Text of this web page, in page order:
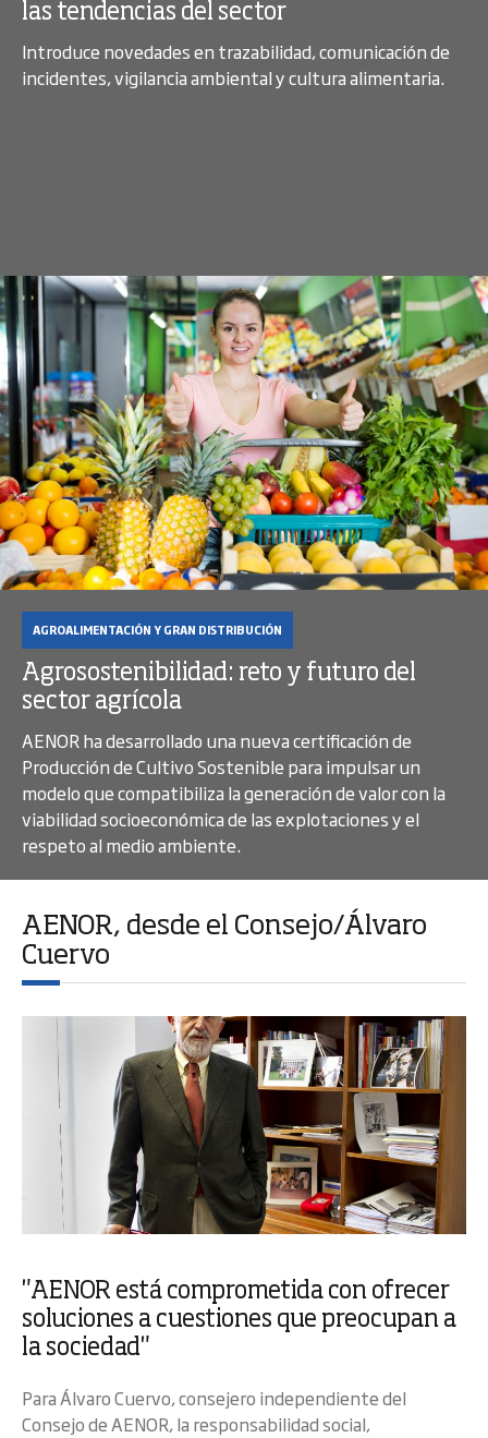
las tendencias del sector
Introduce novedades en trazabilidad, comunicación de
incidentes, vigilancia ambiental y cultura alimentaria.
AGROALIMENTACIÓN Y GRAN DISTRIBUCIÓN
Agrosostenibilidad: reto y futuro del
sector agrícola
AENOR ha desarrollado una nueva certificación de
Producción de Cultivo Sostenible para impulsar un
modelo que compatibiliza la generación de valor con la
viabilidad socioeconómica de las explotaciones y el
respeto al medio ambiente.
AENOR, desde el Consejo/Álvaro
Cuervo
"AENOR está comprometida con ofrecer
soluciones a cuestiones que preocupan a
la sociedad"
Para Álvaro Cuervo, consejero independiente del
Consejo de AENOR, la responsabilidad social,